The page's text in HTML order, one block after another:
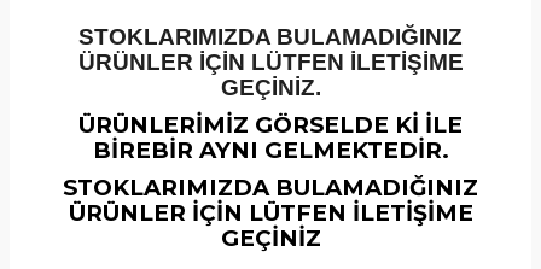
STOKLARIMIZDA BULAMADIĞINIZ
ÜRÜNLER İÇİN LÜTFEN İLETİŞİME
GEÇİNİZ.
ÜRÜNLERİMİZ GÖRSELDE Kİ İLE
BİREBİR AYNI GELMEKTEDİR.
STOKLARIMIZDA BULAMADIĞINIZ
ÜRÜNLER İÇİN LÜTFEN İLETİŞİME
GEÇİNİZ